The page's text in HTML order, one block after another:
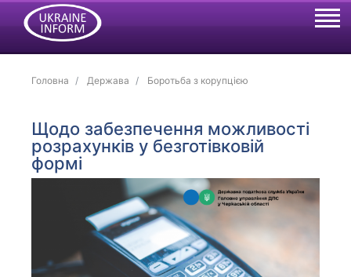
Головна Держава Боротьба з корупцією
Щодо забезпечення можливості
розрахунків у безготівковій
формі